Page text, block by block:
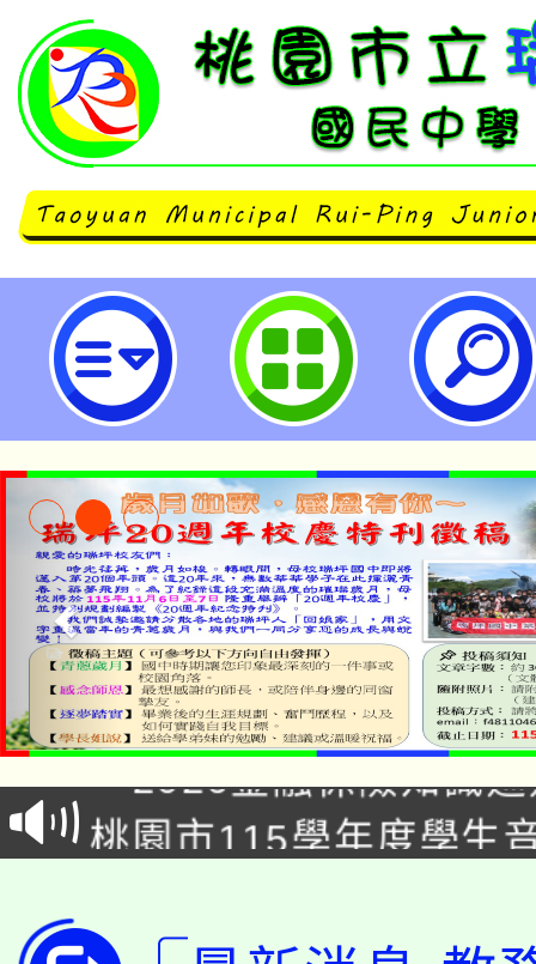
115年度新住民語文說故事暨歌謠
園市立瑞坪國民中學
公告本校115學年度第
代理(課)教師甄選結果(
「2026金融保險知識
車」活動
桃園市115學年度學生
代理(課)教師甄選結果(
公告本校115學年度第